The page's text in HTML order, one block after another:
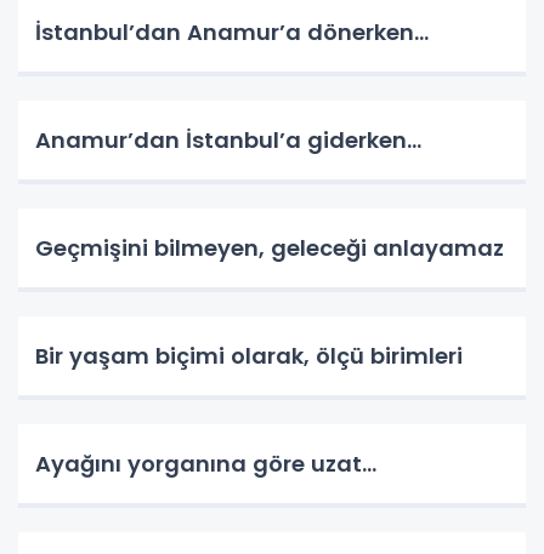
İstanbul’dan Anamur’a dönerken…
Anamur’dan İstanbul’a giderken…
Geçmişini bilmeyen, geleceği anlayamaz
Bir yaşam biçimi olarak, ölçü birimleri
Ayağını yorganına göre uzat…